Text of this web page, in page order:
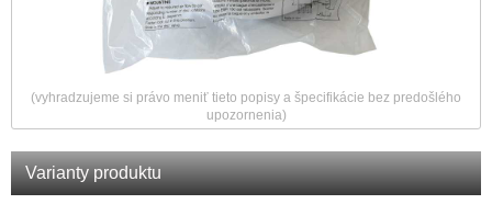
(vyhradzujeme si právo meniť tieto popisy a špecifikácie bez predošlého
upozornenia)
Varianty produktu